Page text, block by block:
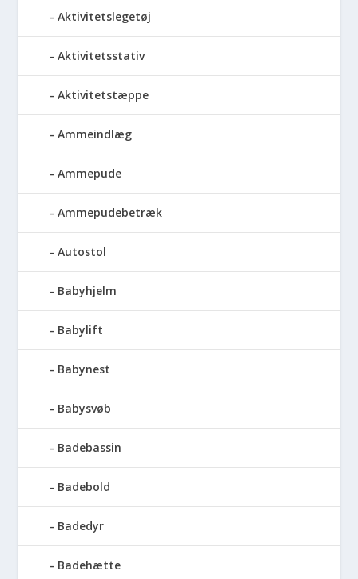
Aktivitetslegetøj
Aktivitetsstativ
Aktivitetstæppe
Ammeindlæg
Ammepude
Ammepudebetræk
Autostol
Babyhjelm
Babylift
Babynest
Babysvøb
Badebassin
Badebold
Badedyr
Badehætte